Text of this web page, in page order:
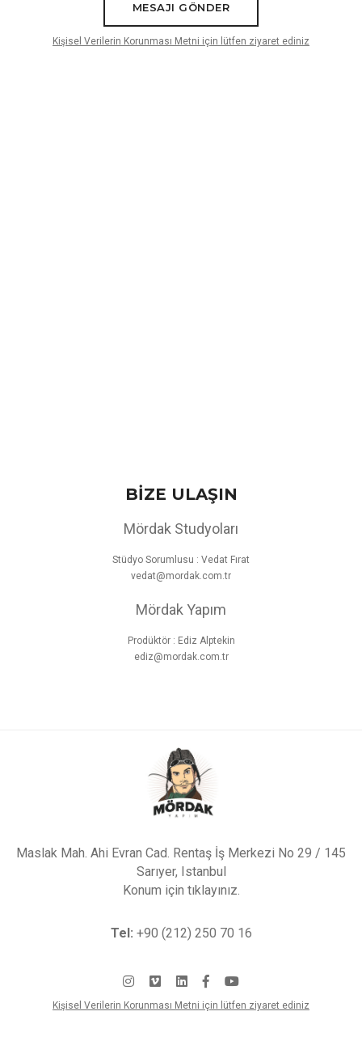
MESAJI GÖNDER
Kişisel Verilerin Korunması Metni için lütfen ziyaret ediniz
BİZE ULAŞIN
Mördak Studyoları
Stüdyo Sorumlusu : Vedat Fırat
vedat@mordak.com.tr
Mördak Yapım
Prodüktör : Ediz Alptekin
ediz@mordak.com.tr
Maslak Mah. Ahi Evran Cad. Rentaş İş Merkezi No 29 / 145
Sarıyer, Istanbul
Konum için tıklayınız.
Tel: +90 (212) 250 70 16
Kişisel Verilerin Korunması Metni için lütfen ziyaret ediniz